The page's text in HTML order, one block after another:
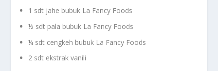
1 sdt jahe bubuk La Fancy Foods
½ sdt pala bubuk La Fancy Foods
¼ sdt cengkeh bubuk La Fancy Foods
2 sdt ekstrak vanili